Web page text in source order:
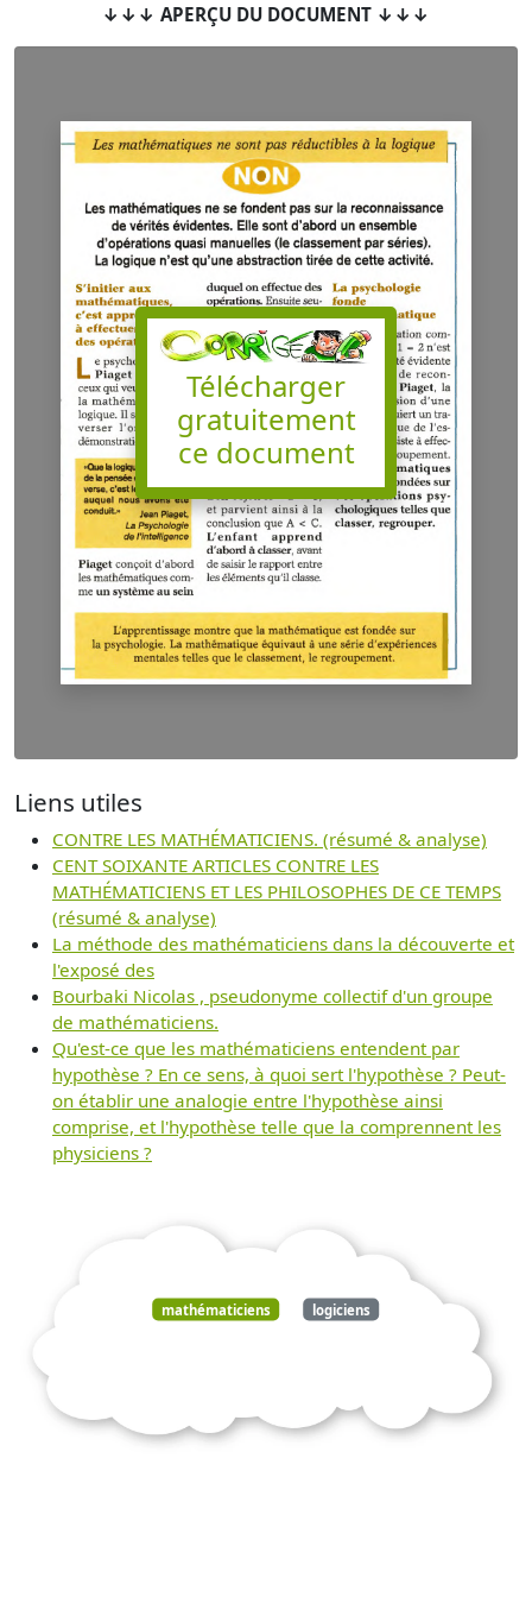
↓↓↓ APERÇU DU DOCUMENT ↓↓↓
Télécharger
gratuitement
ce document
Liens utiles
CONTRE LES MATHÉMATICIENS. (résumé & analyse)
CENT SOIXANTE ARTICLES CONTRE LES
MATHÉMATICIENS ET LES PHILOSOPHES DE CE TEMPS
(résumé & analyse)
La méthode des mathématiciens dans la découverte et
l'exposé des
Bourbaki Nicolas , pseudonyme collectif d'un groupe
de mathématiciens.
Qu'est-ce que les mathématiciens entendent par
hypothèse ? En ce sens, à quoi sert l'hypothèse ? Peut-
on établir une analogie entre l'hypothèse ainsi
comprise, et l'hypothèse telle que la comprennent les
physiciens ?
mathématiciens logiciens